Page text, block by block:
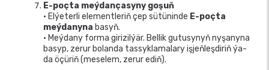
E-poçta meýdançasyny goşuň
• Elýeterli elementleriň çep sütüninde E-poçta
meýdanyna basyň.
• Meýdany forma girizilýär. Bellik gutusynyň nyşanyna
basyp, zerur bolanda tassyklamalary işjeňleşdiriň ýa-
da öçüriň (meselem, zerur ediň).